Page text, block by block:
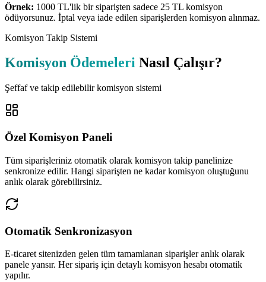
Örnek: 1000 TL'lik bir siparişten sadece 25 TL komisyon
ödüyorsunuz. İptal veya iade edilen siparişlerden komisyon alınmaz.
Komisyon Takip Sistemi
Komisyon Ödemeleri Nasıl Çalışır?
Şeffaf ve takip edilebilir komisyon sistemi
Özel Komisyon Paneli
Tüm siparişleriniz otomatik olarak komisyon takip panelinize
senkronize edilir. Hangi siparişten ne kadar komisyon oluştuğunu
anlık olarak görebilirsiniz.
Otomatik Senkronizasyon
E-ticaret sitenizden gelen tüm tamamlanan siparişler anlık olarak
panele yansır. Her sipariş için detaylı komisyon hesabı otomatik
yapılır.